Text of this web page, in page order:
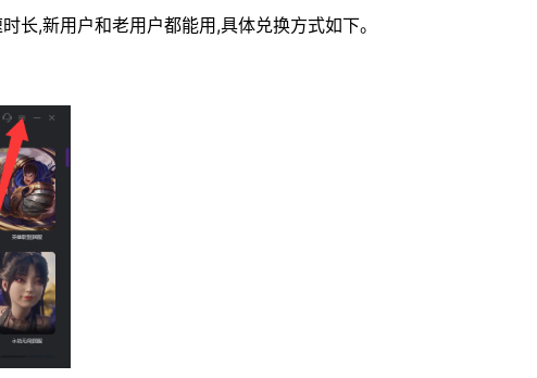
长,新用户和老用户都能用,具体兑换方式如下。